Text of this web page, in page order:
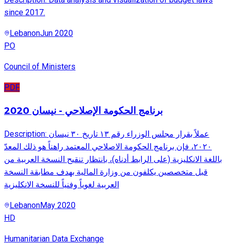
since 2017.
LebanonJun 2020
PO
Council of Ministers
PDF
برنامج الحكومة الإصلاحي - نيسان 2020
Description: عملاً بقرار مجلس الوزراء رقم ١٣ تاريخ ٣٠ نيسان
٢٠٢٠، فإن برنامج الحكومة الاصلاحي المعتمد راهناً هو ذلك المعدّ
باللغة الانكليزية (على الرابط أدناه)، بانتظار تنقيح النسخة العربية من
قبل متخصصين يكلفون من وزارة المالية بهدف مطابقة النسخة
العربية لغوياً وفنياً للنسخة الانكليزية
LebanonMay 2020
HD
Humanitarian Data Exchange